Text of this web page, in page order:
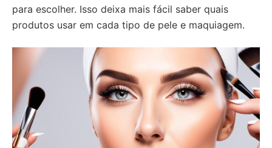
para escolher. Isso deixa mais fácil saber quais
produtos usar em cada tipo de pele e maquiagem.